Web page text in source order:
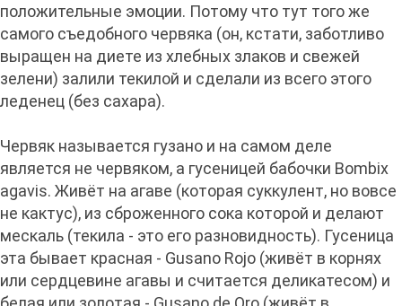
положительные эмоции. Потому что тут того же
самого съедобного червяка (он, кстати, заботливо
выращен на диете из хлебных злаков и свежей
зелени) залили текилой и сделали из всего этого
леденец (без сахара).
Червяк называется гузано и на самом деле
является не червяком, а гусеницей бабочки Bombix
agavis. Живёт на агаве (которая суккулент, но вовсе
не кактус), из сброженного сока которой и делают
мескаль (текила - это его разновидность). Гусеница
эта бывает красная - Gusano Rojo (живёт в корнях
или сердцевине агавы и считается деликатесом) и